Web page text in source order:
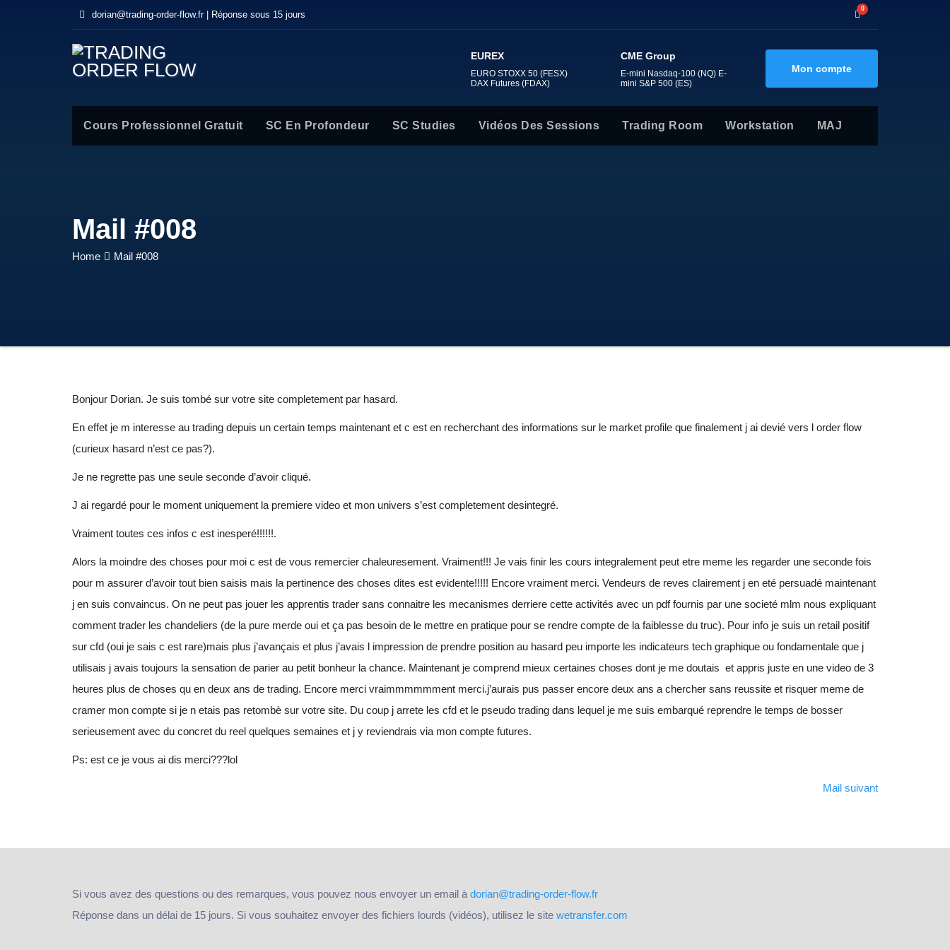
dorian@trading-order-flow.fr | Réponse sous 15 jours
0
EUREX
EURO STOXX 50 (FESX)
DAX Futures (FDAX)
CME Group
E-mini Nasdaq-100 (NQ) E-
mini S&P 500 (ES)
Mon compte
Cours Professionnel Gratuit SC En Profondeur SC Studies Vidéos Des Sessions Trading Room Workstation MAJ
Mail #008
Home Mail #008
Bonjour Dorian. Je suis tombé sur votre site completement par hasard.
En effet je m interesse au trading depuis un certain temps maintenant et c est en recherchant des informations sur le market profile que finalement j ai devié vers l order flow
(curieux hasard n’est ce pas?).
Je ne regrette pas une seule seconde d’avoir cliqué.
J ai regardé pour le moment uniquement la premiere video et mon univers s’est completement desintegré.
Vraiment toutes ces infos c est inesperé!!!!!!.
Alors la moindre des choses pour moi c est de vous remercier chaleuresement. Vraiment!!! Je vais finir les cours integralement peut etre meme les regarder une seconde fois
pour m assurer d’avoir tout bien saisis mais la pertinence des choses dites est evidente!!!!! Encore vraiment merci. Vendeurs de reves clairement j en eté persuadé maintenant
j en suis convaincus. On ne peut pas jouer les apprentis trader sans connaitre les mecanismes derriere cette activités avec un pdf fournis par une societé mlm nous expliquant
comment trader les chandeliers (de la pure merde oui et ça pas besoin de le mettre en pratique pour se rendre compte de la faiblesse du truc). Pour info je suis un retail positif
sur cfd (oui je sais c est rare)mais plus j’avançais et plus j’avais l impression de prendre position au hasard peu importe les indicateurs tech graphique ou fondamentale que j
utilisais j avais toujours la sensation de parier au petit bonheur la chance. Maintenant je comprend mieux certaines choses dont je me doutais et appris juste en une video de 3
heures plus de choses qu en deux ans de trading. Encore merci vraimmmmmment merci.j’aurais pus passer encore deux ans a chercher sans reussite et risquer meme de
cramer mon compte si je n etais pas retombè sur votre site. Du coup j arrete les cfd et le pseudo trading dans lequel je me suis embarqué reprendre le temps de bosser
serieusement avec du concret du reel quelques semaines et j y reviendrais via mon compte futures.
Ps: est ce je vous ai dis merci???lol
Mail suivant
Si vous avez des questions ou des remarques, vous pouvez nous envoyer un email à dorian@trading-order-flow.fr
Réponse dans un délai de 15 jours. Si vous souhaitez envoyer des fichiers lourds (vidéos), utilisez le site wetransfer.com